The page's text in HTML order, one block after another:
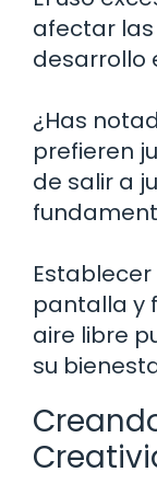
afectar
desarrollo
¿Has
prefieren
de salir a
pantalla y
aire libre
su